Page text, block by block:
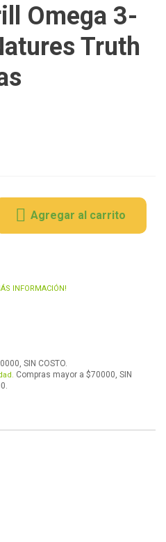
Omega 3-
Truth
Agregar al carrito
INFORMACIÓN!
SIN COSTO.
Compras mayor a $70000, SIN